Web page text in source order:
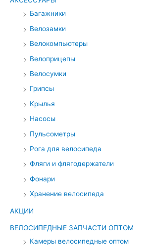
Багажники
Велозамки
Велокомпьютеры
Велоприцепы
Велосумки
Грипсы
Крылья
Насосы
Пульсометры
Рога для велосипеда
Фляги и флягодержатели
Фонари
Хранение велосипеда
АКЦИИ
ВЕЛОСИПЕДНЫЕ ЗАПЧАСТИ ОПТОМ
Камеры велосипедные оптом